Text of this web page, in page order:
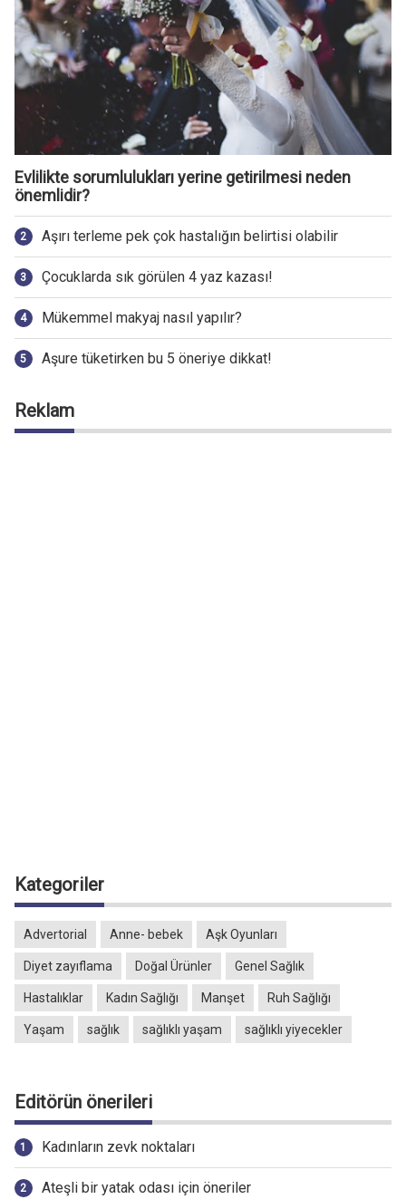
Evlilikte sorumlulukları yerine getirilmesi neden
önemlidir?
Aşırı terleme pek çok hastalığın belirtisi olabilir
Çocuklarda sık görülen 4 yaz kazası!
Mükemmel makyaj nasıl yapılır?
Aşure tüketirken bu 5 öneriye dikkat!
Reklam
Kategoriler
Advertorial Anne- bebek Aşk Oyunları
Diyet zayıflama Doğal Ürünler Genel Sağlık
Hastalıklar Kadın Sağlığı Manşet Ruh Sağlığı
Yaşam sağlık sağlıklı yaşam sağlıklı yiyecekler
Editörün önerileri
Kadınların zevk noktaları
Ateşli bir yatak odası için öneriler